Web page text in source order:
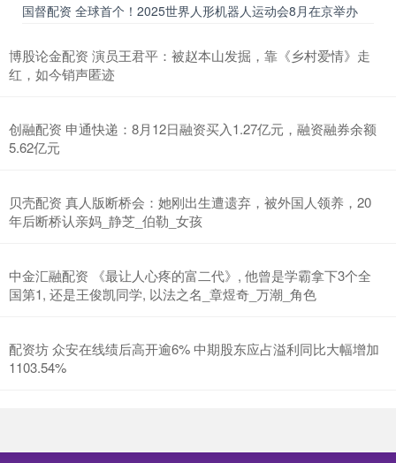
国督配资 全球首个！2025世界人形机器人运动会8月在京举办
博股论金配资 演员王君平：被赵本山发掘，靠《乡村爱情》走
红，如今销声匿迹
创融配资 申通快递：8月12日融资买入1.27亿元，融资融券余额
5.62亿元
贝壳配资 真人版断桥会：她刚出生遭遗弃，被外国人领养，20
年后断桥认亲妈_静芝_伯勒_女孩
中金汇融配资 《最让人心疼的富二代》, 他曾是学霸拿下3个全
国第1, 还是王俊凯同学, 以法之名_章煜奇_万潮_角色
配资坊 众安在线绩后高开逾6% 中期股东应占溢利同比大幅增加
1103.54%